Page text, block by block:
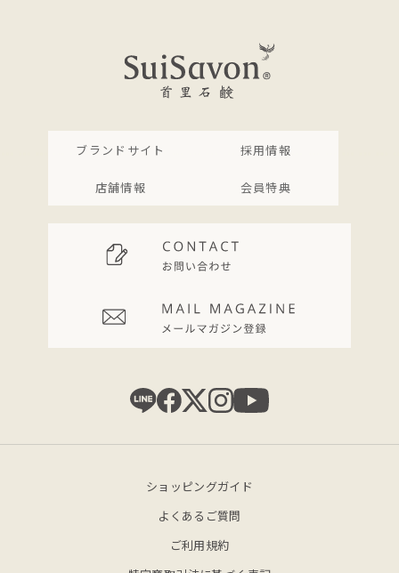
ブランドサイト 採用情報
店舗情報 会員特典
ショッピングガイド
よくあるご質問
ご利用規約